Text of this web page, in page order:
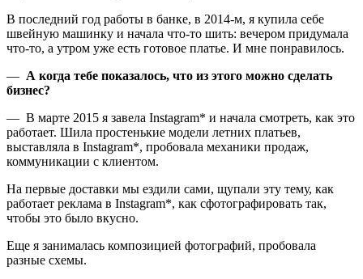
В последний год работы в банке, в 2014-м, я купила себе
швейную машинку и начала что-то шить: вечером придумала
что-то, а утром уже есть готовое платье. И мне понравилось.
— А когда тебе показалось, что из этого можно сделать
бизнес?
— В марте 2015 я завела Instagram* и начала смотреть, как это
работает. Шила простенькие модели летних платьев,
выставляла в Instagram*, пробовала механики продаж,
коммуникации с клиентом.
На первые доставки мы ездили сами, щупали эту тему, как
работает реклама в Instagram*, как сфотографировать так,
чтобы это было вкусно.
Еще я занималась композицией фотографий, пробовала
разные схемы.